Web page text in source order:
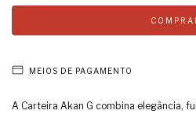
MEIOS DE PAGAMENTO
A Carteira Akan G combina elegância,